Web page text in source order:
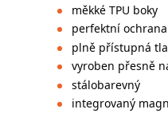
měkké TPU boky
perfektní
plně přístupná
vyroben přesně
stálobarevný
integrovaný